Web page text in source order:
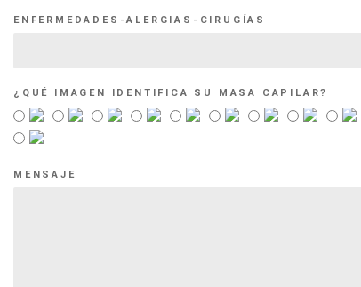
ENFERMEDADES-ALERGIAS-CIRUGÍAS
¿QUÉ IMAGEN IDENTIFICA SU MASA CAPILAR?
MENSAJE